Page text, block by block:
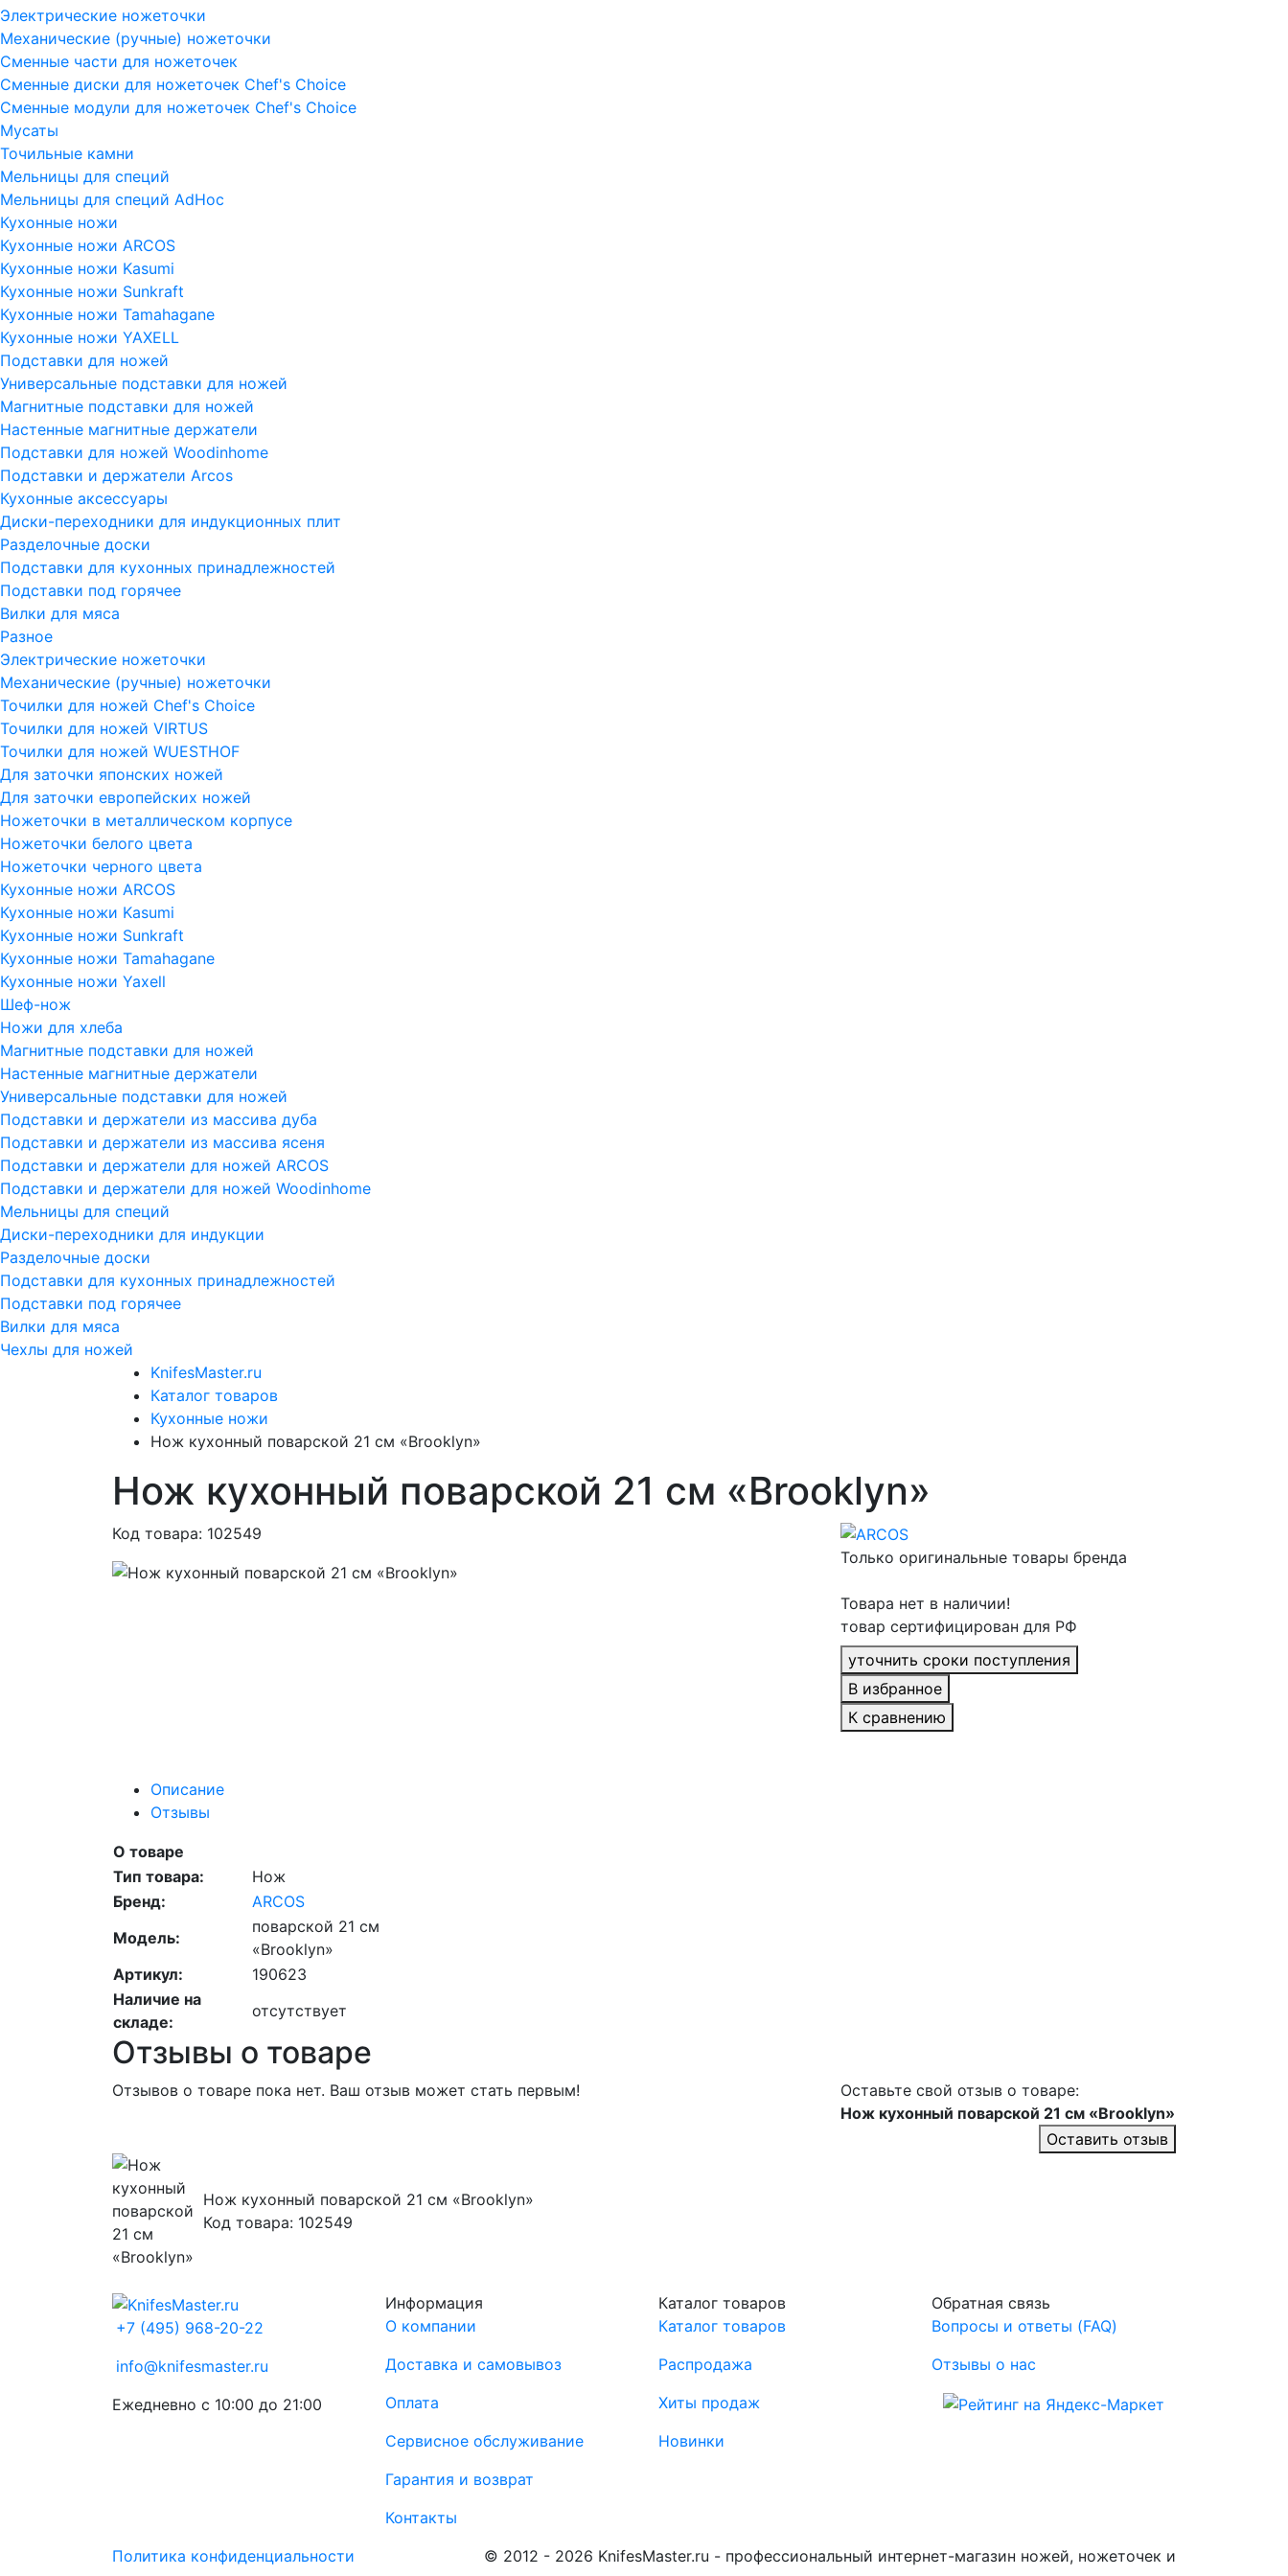
Электрические ножеточки
Механические (ручные) ножеточки
Сменные части для ножеточек
Сменные диски для ножеточек Chef's Choice
Сменные модули для ножеточек Chef's Choice
Мусаты
Точильные камни
Мельницы для специй
Мельницы для специй AdHoc
Кухонные ножи
Кухонные ножи ARCOS
Кухонные ножи Kasumi
Кухонные ножи Sunkraft
Кухонные ножи Tamahagane
Кухонные ножи YAXELL
Подставки для ножей
Универсальные подставки для ножей
Магнитные подставки для ножей
Настенные магнитные держатели
Подставки для ножей Woodinhome
Подставки и держатели Arcos
Кухонные аксессуары
Диски-переходники для индукционных плит
Разделочные доски
Подставки для кухонных принадлежностей
Подставки под горячее
Вилки для мяса
Разное
Электрические ножеточки
Механические (ручные) ножеточки
Точилки для ножей Chef's Choice
Точилки для ножей VIRTUS
Точилки для ножей WUESTHOF
Для заточки японских ножей
Для заточки европейских ножей
Ножеточки в металлическом корпусе
Ножеточки белого цвета
Ножеточки черного цвета
Кухонные ножи ARCOS
Кухонные ножи Kasumi
Кухонные ножи Sunkraft
Кухонные ножи Tamahagane
Кухонные ножи Yaxell
Шеф-нож
Ножи для хлеба
Магнитные подставки для ножей
Настенные магнитные держатели
Универсальные подставки для ножей
Подставки и держатели из массива дуба
Подставки и держатели из массива ясеня
Подставки и держатели для ножей ARCOS
Подставки и держатели для ножей Woodinhome
Мельницы для специй
Диски-переходники для индукции
Разделочные доски
Подставки для кухонных принадлежностей
Подставки под горячее
Вилки для мяса
Чехлы для ножей
KnifesMaster.ru
Каталог товаров
Кухонные ножи
Нож кухонный поварской 21 см «Brooklyn»
Нож кухонный поварской 21 см «Brooklyn»
Код товара: 102549
Только оригинальные товары бренда
Товара нет в наличии!
товар сертифицирован для РФ
уточнить сроки поступления
В избранное
К сравнению
Описание
Отзывы
О товаре
Тип товара:
Нож
Бренд:
ARCOS
Модель:
поварской 21 см
«Brooklyn»
Артикул:
190623
Наличие на
складе:
отсутствует
Отзывы о товаре
Отзывов о товаре пока нет. Ваш отзыв может стать первым!
Оставьте свой отзыв о товаре:
Нож кухонный поварской 21 см «Brooklyn»
Оставить отзыв
Нож кухонный поварской 21 см «Brooklyn»
Код товара: 102549
+7 (495) 968-20-22
info@knifesmaster.ru
Ежедневно с 10:00 до 21:00
Информация
О компании
Доставка и самовывоз
Оплата
Сервисное обслуживание
Гарантия и возврат
Контакты
Каталог товаров
Каталог товаров
Распродажа
Хиты продаж
Новинки
Обратная связь
Вопросы и ответы (FAQ)
Отзывы о нас
Политика конфиденциальности
© 2012 - 2026 KnifesMaster.ru - профессиональный интернет-магазин ножей, ножеточек и